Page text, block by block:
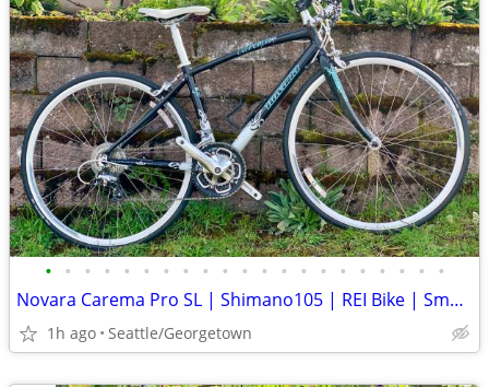
• • • • • • • • • • • • • • • • • • • • •
Novara Carema Pro SL | Shimano105 | REI Bike | Small 43cm/ 5'3"-5'6"
1h ago Seattle/Georgetown